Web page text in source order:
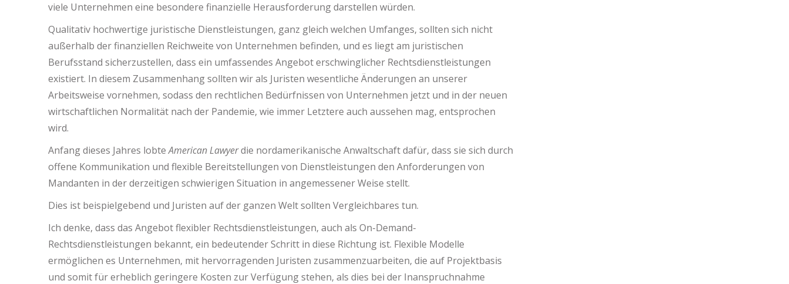
viele Unternehmen eine besondere finanzielle Herausforderung darstellen würden.
Qualitativ hochwertige juristische Dienstleistungen, ganz gleich welchen Umfanges, sollten sich nicht
außerhalb der finanziellen Reichweite von Unternehmen befinden, und es liegt am juristischen
Berufsstand sicherzustellen, dass ein umfassendes Angebot erschwinglicher Rechtsdienstleistungen
existiert. In diesem Zusammenhang sollten wir als Juristen wesentliche Änderungen an unserer
Arbeitsweise vornehmen, sodass den rechtlichen Bedürfnissen von Unternehmen jetzt und in der neuen
wirtschaftlichen Normalität nach der Pandemie, wie immer Letztere auch aussehen mag, entsprochen
wird.
Anfang dieses Jahres lobteAmerican Lawyerdie nordamerikanische Anwaltschaft dafür, dass sie sich durch
offene Kommunikation und flexible Bereitstellungen von Dienstleistungen den Anforderungen von
Mandanten in der derzeitigen schwierigen Situation in angemessener Weise stellt.
Dies ist beispielgebend und Juristen auf der ganzen Welt sollten Vergleichbares tun.
Ich denke, dass das Angebot flexibler Rechtsdienstleistungen, auch als On-Demand-
Rechtsdienstleistungen bekannt, ein bedeutender Schritt in diese Richtung ist. Flexible Modelle
ermöglichen es Unternehmen, mit hervorragenden Juristen zusammenzuarbeiten, die auf Projektbasis
und somit für erheblich geringere Kosten zur Verfügung stehen, als dies bei der Inanspruchnahme